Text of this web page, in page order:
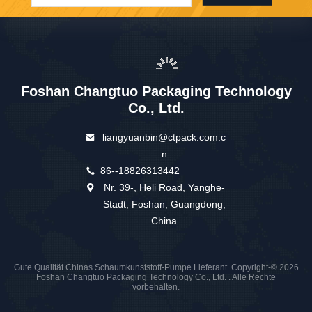
Foshan Changtuo Packaging Technology
Co., Ltd.
liangyuanbin@ctpack.com.c
n
86--18826313442
Nr. 39-, Heli Road, Yanghe-
Stadt, Foshan, Guangdong,
China
Gute Qualität Chinas Schaumkunststoff-Pumpe Lieferant. Copyright-© 2026
Foshan Changtuo Packaging Technology Co., Ltd. . Alle Rechte
vorbehalten.